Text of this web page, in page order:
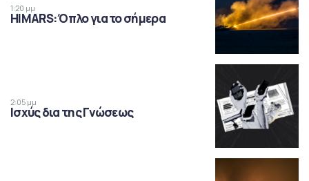
1:20 μμ
HIMARS: Όπλο για το σήμερα
2:05 μμ
Ισχύς δια της Γνώσεως